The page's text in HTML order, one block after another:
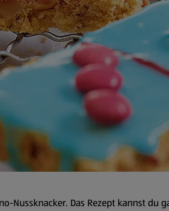
Nussknacker. Das Rezept kannst